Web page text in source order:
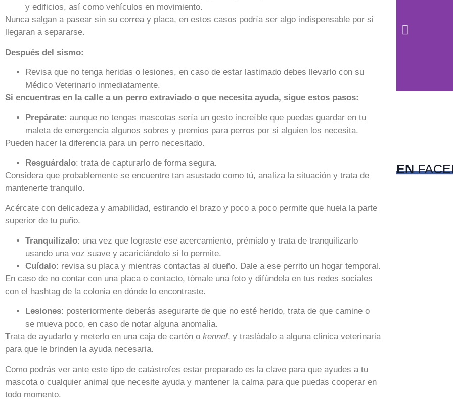
y edificios, así como vehículos en movimiento.
Nunca salgan a pasear sin su correa y placa, en estos casos podría ser algo indispensable por si
llegaran a separarse.
Después del sismo:
Revisa que no tenga heridas o lesiones, en caso de estar lastimado debes llevarlo con su
Médico Veterinario inmediatamente.
Si encuentras en la calle a un perro extraviado o que necesita ayuda, sigue estos pasos:
Prepárate: aunque no tengas mascotas sería un gesto increíble que puedas guardar en tu
maleta de emergencia algunos sobres y premios para perros por si alguien los necesita.
Pueden hacer la diferencia para un perro necesitado.
Resguárdalo: trata de capturarlo de forma segura.
Considera que probablemente se encuentre tan asustado como tú, analiza la situación y trata de
mantenerte tranquilo.
Acércate con delicadeza y amabilidad, estirando el brazo y poco a poco permite que huela la parte
superior de tu puño.
Tranquilízalo: una vez que lograste ese acercamiento, prémialo y trata de tranquilizarlo
usando una voz suave y acariciándolo si lo permite.
Cuídalo: revisa su placa y mientras contactas al dueño. Dale a ese perrito un hogar temporal.
En caso de no contar con una placa o contacto, tómale una foto y difúndela en tus redes sociales
con el hashtag de la colonia en dónde lo encontraste.
Lesiones: posteriormente deberás asegurarte de que no esté herido, trata de que camine o
se mueva poco, en caso de notar alguna anomalía.
Trata de ayudarlo y meterlo en una caja de cartón o kennel, y trasládalo a alguna clínica veterinaria
para que le brinden la ayuda necesaria.
Como podrás ver ante este tipo de catástrofes estar preparado es la clave para que ayudes a tu
mascota o cualquier animal que necesite ayuda y mantener la calma para que puedas cooperar en
todo momento.
EN